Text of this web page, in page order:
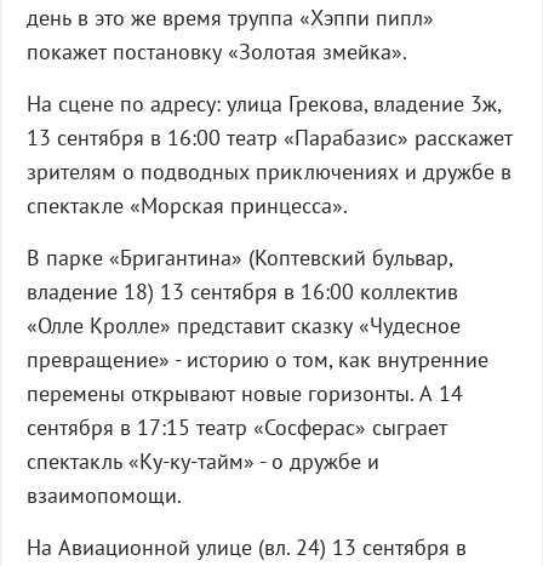
день в это же время труппа «Хэппи пипл»
покажет постановку «Золотая змейка».
На сцене по адресу: улица Грекова, владение 3ж,
13 сентября в 16:00 театр «Парабазис» расскажет
зрителям о подводных приключениях и дружбе в
спектакле «Морская принцесса».
В парке «Бригантина» (Коптевский бульвар,
владение 18) 13 сентября в 16:00 коллектив
«Олле Кролле» представит сказку «Чудесное
превращение» - историю о том, как внутренние
перемены открывают новые горизонты. А 14
сентября в 17:15 театр «Сосферас» сыграет
спектакль «Ку-ку-тайм» - о дружбе и
взаимопомощи.
На Авиационной улице (вл. 24) 13 сентября в